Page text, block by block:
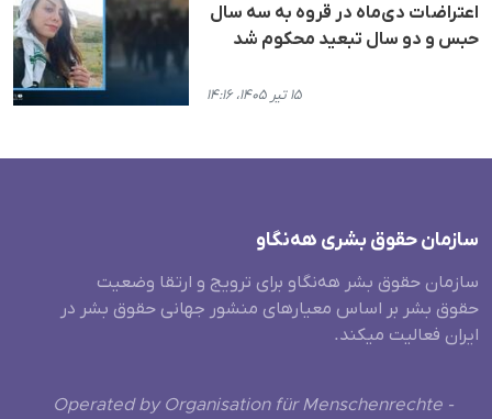
اعتراضات دی‌ماه در قروه به سه سال
حبس و دو سال تبعید محکوم شد
۱۵ تیر ۱۴۰۵، ۱۴:۱۶
سازمان حقوق بشری هەنگاو
سازمان حقوق بشر هه‌نگاو برای ترویج و ارتقا وضعیت
حقوق بشر بر اساس معیارهای منشور جهانی حقوق بشر در
ایران فعالیت میکند.
Operated by Organisation für Menschenrechte -